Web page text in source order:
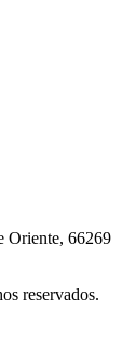
Oriente, 66269
reservados.